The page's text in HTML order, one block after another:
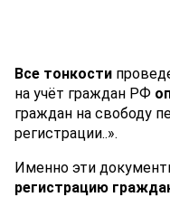
Все тонкости
на учёт граждан РФ
граждан на свободу
регистрации..».
Именно эти
регистрацию